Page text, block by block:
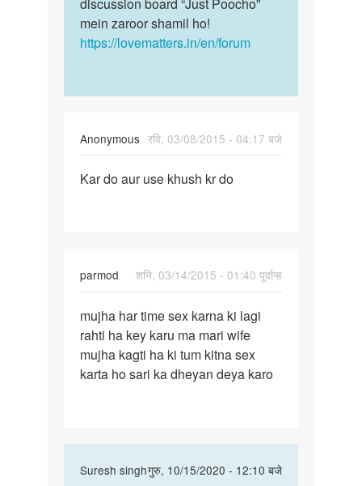
mein zaroor shamil ho!
https://lovematters.in/en/forum
Anonymous रवि, 03/08/2015 - 04:17 बजे
Kar
kr
do
Kar do aur use khush kr do
parmod
शनि, 03/14/2015 - 01:40 पूर्वान्ह
mujha
har
time
sex
mujha har time sex karna ki lagi
rahti ha key karu ma mari wife
mujha kagti ha ki tum kitna sex
karta ho sari ka dheyan deya karo
Suresh singhगुरु, 10/15/2020 - 12:10 बजे
In